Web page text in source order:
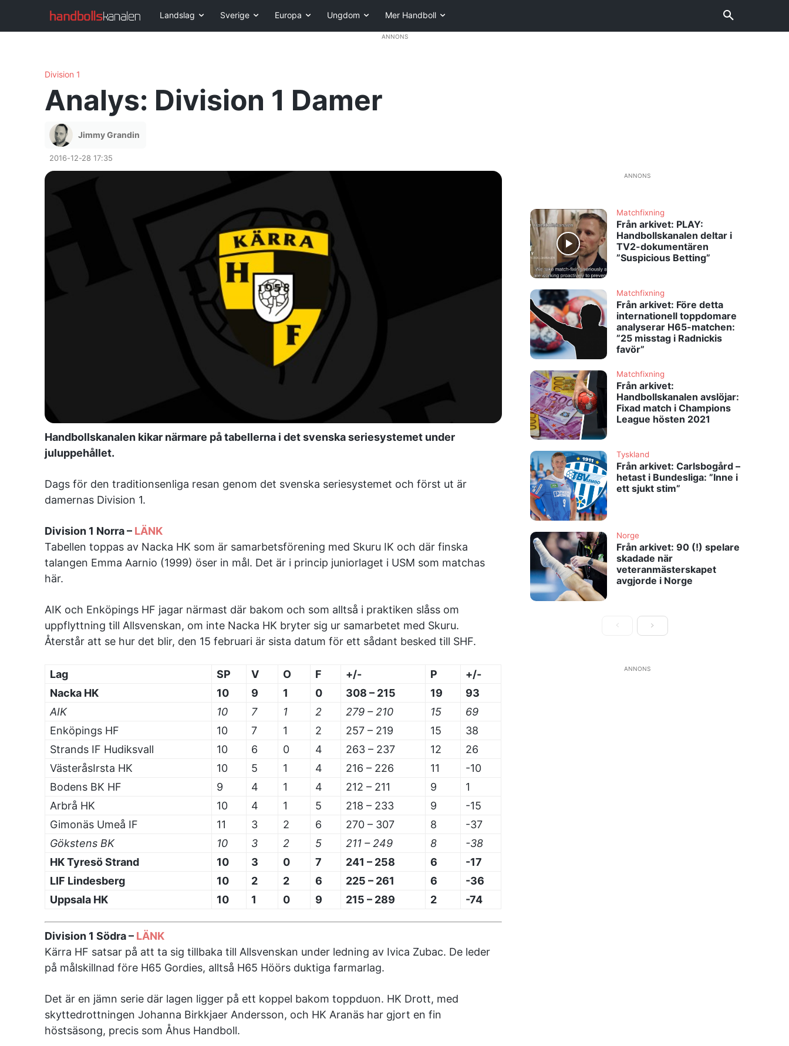
Landslag Sverige Europa Ungdom Mer Handboll
ANNONS
Division 1
Analys: Division 1 Damer
Jimmy Grandin
2016-12-28 17:35
Handbollskanalen kikar närmare på tabellerna i det svenska seriesystemet under
juluppehållet.
Dags för den traditionsenliga resan genom det svenska seriesystemet och först ut är
damernas Division 1.
Division 1 Norra – LÄNK
Tabellen toppas av Nacka HK som är samarbetsförening med Skuru IK och där finska
talangen Emma Aarnio (1999) öser in mål. Det är i princip juniorlaget i USM som matchas
här.
AIK och Enköpings HF jagar närmast där bakom och som alltså i praktiken slåss om
uppflyttning till Allsvenskan, om inte Nacka HK bryter sig ur samarbetet med Skuru.
Återstår att se hur det blir, den 15 februari är sista datum för ett sådant besked till SHF.
Lag SP V O F +/- P
+/-
Nacka HK
10 9 1 0 308 – 215 19
93
AIK
10 7 1 2 279 – 210 15
69
Enköpings HF
10 7 1 2 257 – 219 15
38
Strands IF Hudiksvall
10 6 0 4 263 – 237 12
26
VästeråsIrsta HK
10 5 1 4 216 – 226 11
-10
Bodens BK HF
9 4 1 4 212 – 211 9
1
Arbrå HK
10 4 1 5 218 – 233 9
-15
Gimonäs Umeå IF
11 3 2 6 270 – 307 8
-37
Gökstens BK
10 3 2 5 211 – 249 8
-38
HK Tyresö Strand
10 3 0 7 241 – 258 6
-17
LIF Lindesberg
10 2 2 6 225 – 261 6
-36
Uppsala HK
10 1 0 9 215 – 289 2 -74
Division 1 Södra – LÄNK
Kärra HF satsar på att ta sig tillbaka till Allsvenskan under ledning av Ivica Zubac. De leder
på målskillnad före H65 Gordies, alltså H65 Höörs duktiga farmarlag.
Det är en jämn serie där lagen ligger på ett koppel bakom toppduon. HK Drott, med
skyttedrottningen Johanna Birkkjaer Andersson, och HK Aranäs har gjort en fin
höstsäsong, precis som Åhus Handboll.
ANNONS
Matchfixning
Från arkivet: PLAY:
Handbollskanalen deltar i
TV2-dokumentären
”Suspicious Betting”
Matchfixning
Från arkivet: Före detta
internationell toppdomare
analyserar H65-matchen:
”25 misstag i Radnickis
favör”
Matchfixning
Från arkivet:
Handbollskanalen avslöjar:
Fixad match i Champions
League hösten 2021
Tyskland
Från arkivet: Carlsbogård –
hetast i Bundesliga: ”Inne i
ett sjukt stim”
Norge
Från arkivet: 90 (!) spelare
skadade när
veteranmästerskapet
avgjorde i Norge
ANNONS